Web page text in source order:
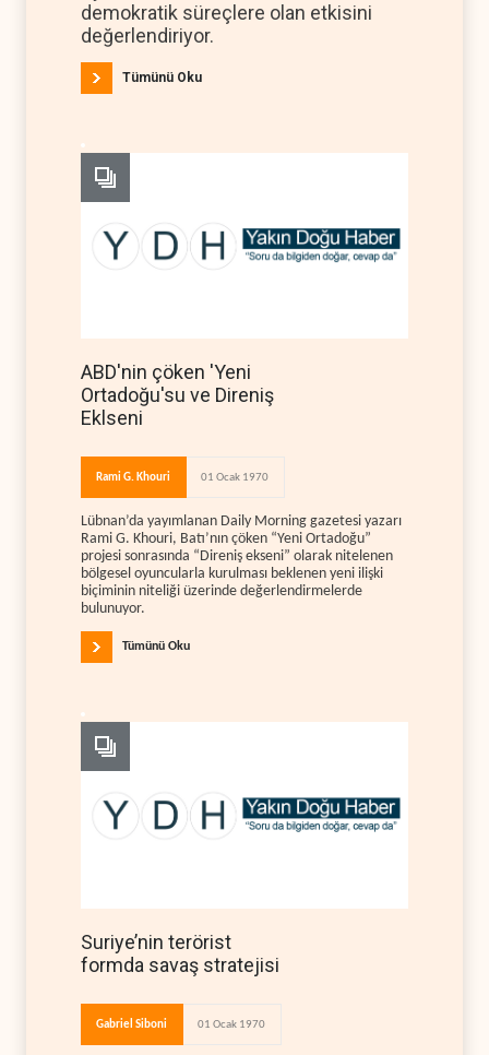
demokratik süreçlere olan etkisini
değerlendiriyor.
Tümünü Oku
ABD'nin çöken 'Yeni
Ortadoğu'su ve Direniş
Eklseni
Rami G. Khouri 01 Ocak 1970
Lübnan’da yayımlanan Daily Morning gazetesi yazarı
Rami G. Khouri, Batı’nın çöken “Yeni Ortadoğu”
projesi sonrasında “Direniş ekseni” olarak nitelenen
bölgesel oyuncularla kurulması beklenen yeni ilişki
biçiminin niteliği üzerinde değerlendirmelerde
bulunuyor.
Tümünü Oku
Suriye’nin terörist
formda savaş stratejisi
Gabriel Siboni 01 Ocak 1970